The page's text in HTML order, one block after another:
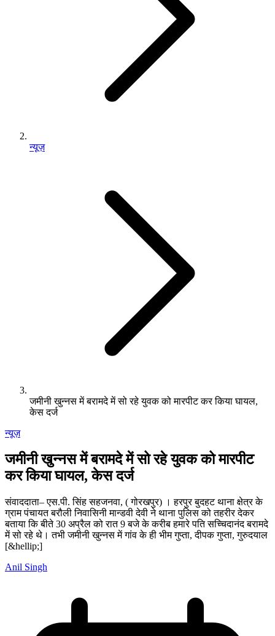
न्यूज़
जमीनी खुन्नस में बरामदे में सो रहे युवक को मारपीट कर किया घायल,
केस दर्ज
न्यूज़
जमीनी खुन्नस में बरामदे में सो रहे युवक को मारपीट
कर किया घायल, केस दर्ज
संवाददाता– एस.पी. सिंह सहजनवा, ( गोरखपुर) । हरपुर बुदहट थाना क्षेत्र के
ग्राम पंचायत बरौली निवासिनी मान्डवी देवी ने थाना पुलिस को तहरीर देकर
बताया कि बीते 30 अप्रैल को रात 9 बजे के करीब हमारे पति सच्चिदानंद बरामदे
में सो रहे थे। तभी जमीनी खुन्नस में गांव के ही भीम गुप्ता, दीपक गुप्ता, गुरुदयाल
[&hellip;]
Anil Singh